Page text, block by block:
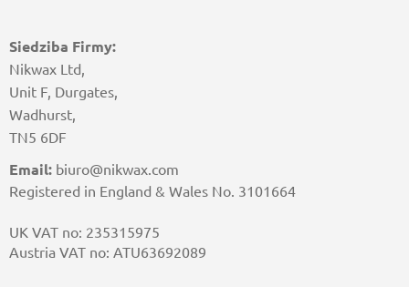
Siedziba Firmy:
Nikwax Ltd,
Unit F, Durgates,
Wadhurst,
TN5 6DF
Email: biuro@nikwax.com
Registered in England & Wales No. 3101664
UK VAT no: 235315975
Austria VAT no: ATU63692089